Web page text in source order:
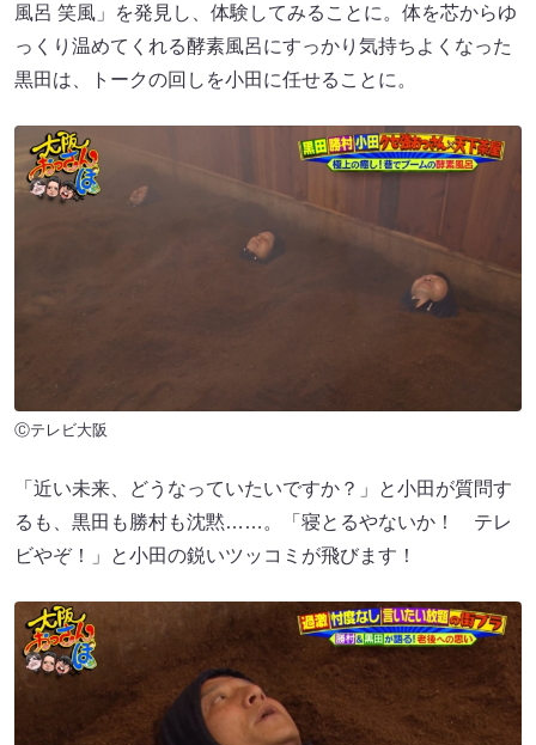
風呂 笑風」を発見し、体験してみることに。体を芯からゆ
っくり温めてくれる酵素風呂にすっかり気持ちよくなった
黒田は、トークの回しを小田に任せることに。
Ⓒテレビ大阪
「近い未来、どうなっていたいですか？」と小田が質問す
るも、黒田も勝村も沈黙……。「寝とるやないか！ テレ
ビやぞ！」と小田の鋭いツッコミが飛びます！